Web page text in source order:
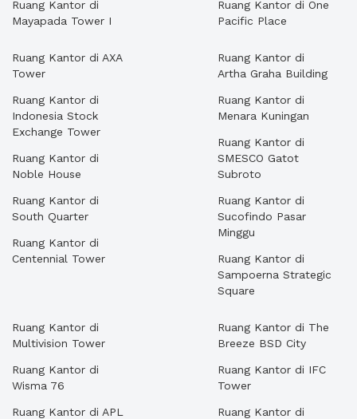
Ruang Kantor di
Mayapada Tower I
Ruang Kantor di One
Pacific Place
Ruang Kantor di AXA
Tower
Ruang Kantor di
Indonesia Stock
Exchange Tower
Ruang Kantor di
Noble House
Ruang Kantor di
South Quarter
Ruang Kantor di
Centennial Tower
Ruang Kantor di
Artha Graha Building
Ruang Kantor di
Menara Kuningan
Ruang Kantor di
SMESCO Gatot
Subroto
Ruang Kantor di
Sucofindo Pasar
Minggu
Ruang Kantor di
Sampoerna Strategic
Square
Ruang Kantor di
Multivision Tower
Ruang Kantor di
Wisma 76
Ruang Kantor di APL
Ruang Kantor di The
Breeze BSD City
Ruang Kantor di IFC
Tower
Ruang Kantor di